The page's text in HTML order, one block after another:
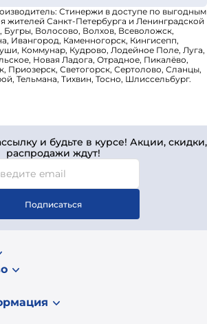
Стинержи в доступе по выгодным
жителей Санкт-Петербурга и Ленинградской
Бугры, Волосово, Волхов, Всеволожск,
Ивангород, Каменногорск, Кингисепп,
Коммунар, Кудрово, Лодейное Поле, Луга,
Новая Ладога, Отрадное, Пикалёво,
Приозерск, Светогорск, Сертолово, Сланцы,
Тельмана, Тихвин, Тосно, Шлиссельбург.
и будьте в курсе! Акции, скидки,
распродажи ждут!
Подписаться